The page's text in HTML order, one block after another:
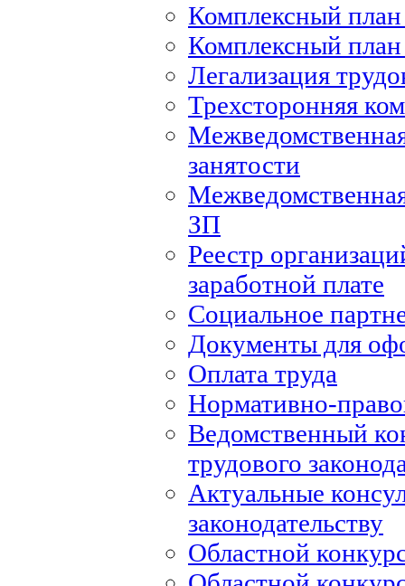
Комплексный
Комплексный
Легализация
Трехсторонняя
занятости
ЗП
Реестр
заработной плате
Социальное
Документы для
Оплата труда
Нормативно-
Ведомственный
трудового
Актуальные
законодательству
Областной